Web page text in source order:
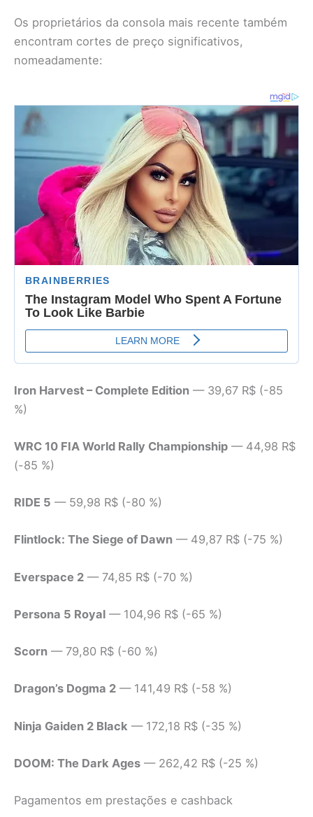
Os proprietários da consola mais recente também
encontram cortes de preço significativos,
nomeadamente:
Iron Harvest – Complete Edition — 39,67 R$ (-85
%)
WRC 10 FIA World Rally Championship — 44,98 R$
(-85 %)
RIDE 5 — 59,98 R$ (-80 %)
Flintlock: The Siege of Dawn — 49,87 R$ (-75 %)
Everspace 2 — 74,85 R$ (-70 %)
Persona 5 Royal — 104,96 R$ (-65 %)
Scorn — 79,80 R$ (-60 %)
Dragon’s Dogma 2 — 141,49 R$ (-58 %)
Ninja Gaiden 2 Black — 172,18 R$ (-35 %)
DOOM: The Dark Ages — 262,42 R$ (-25 %)
Pagamentos em prestações e cashback